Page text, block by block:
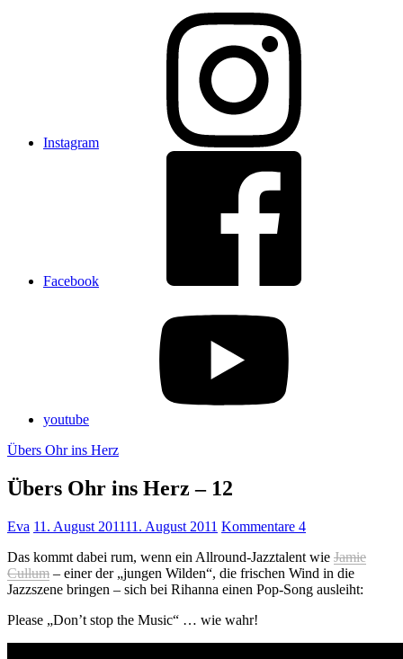
Instagram
Facebook
youtube
Übers Ohr ins Herz
Übers Ohr ins Herz – 12
Eva 11. August 201111. August 2011 Kommentare 4
Das kommt dabei rum, wenn ein Allround-Jazztalent wie Jamie
Cullum – einer der „jungen Wilden“, die frischen Wind in die
Jazzszene bringen – sich bei Rihanna einen Pop-Song ausleiht:
Please „Don’t stop the Music“ … wie wahr!